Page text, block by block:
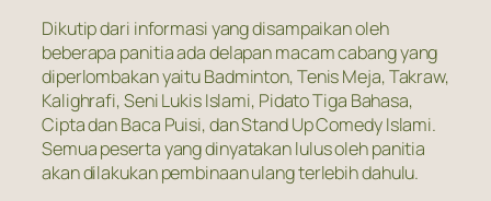
Dikutip dari informasi yang disampaikan oleh
beberapa panitia ada delapan macam cabang yang
diperlombakan yaitu Badminton, Tenis Meja, Takraw,
Kalighrafi, Seni Lukis Islami, Pidato Tiga Bahasa,
Cipta dan Baca Puisi, dan Stand Up Comedy Islami.
Semua peserta yang dinyatakan lulus oleh panitia
akan dilakukan pembinaan ulang terlebih dahulu.